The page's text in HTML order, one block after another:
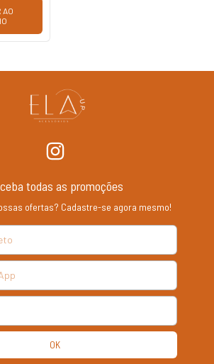
AO
todas as promoções
ofertas? Cadastre-se agora mesmo!